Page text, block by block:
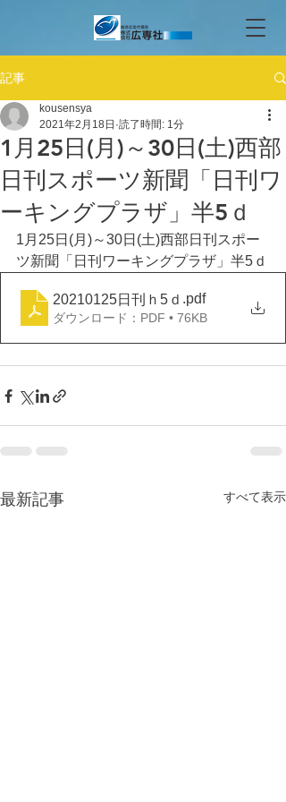
記事
1月25日(月)～30日(土)西部
日刊スポーツ新聞「日刊ワ
ーキングプラザ」半5ｄ
kousensya
2021年2月18日 読了時間: 1分
1月25日(月)～30日(土)西部日刊スポー
ツ新聞「日刊ワーキングプラザ」半5ｄ
20210125日刊ｈ5ｄ .pdf
ダウンロード：PDF • 76KB
最新記事 すべて表示